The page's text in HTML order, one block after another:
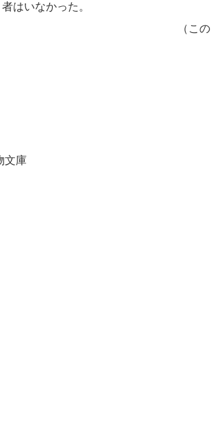
者はいなかった。
の
文庫